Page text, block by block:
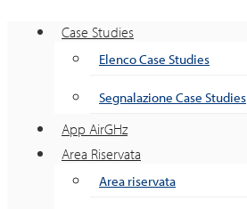
Case Studies
Elenco Case Studies
Segnalazione Case Studies
App AirGHz
Area Riservata
Area riservata